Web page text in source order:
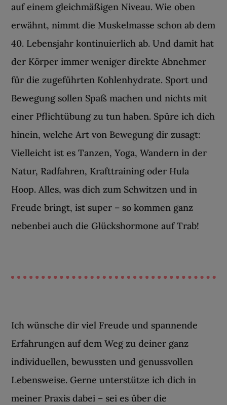
auf einem gleichmäßigen Niveau. Wie oben
erwähnt, nimmt die Muskelmasse schon ab dem
40. Lebensjahr kontinuierlich ab. Und damit hat
der Körper immer weniger direkte Abnehmer
für die zugeführten Kohlenhydrate. Sport und
Bewegung sollen Spaß machen und nichts mit
einer Pflichtübung zu tun haben. Spüre ich dich
hinein, welche Art von Bewegung dir zusagt:
Vielleicht ist es Tanzen, Yoga, Wandern in der
Natur, Radfahren, Krafttraining oder Hula
Hoop. Alles, was dich zum Schwitzen und in
Freude bringt, ist super – so kommen ganz
nebenbei auch die Glückshormone auf Trab!
Ich wünsche dir viel Freude und spannende
Erfahrungen auf dem Weg zu deiner ganz
individuellen, bewussten und genussvollen
Lebensweise. Gerne unterstütze ich dich in
meiner Praxis dabei – sei es über die